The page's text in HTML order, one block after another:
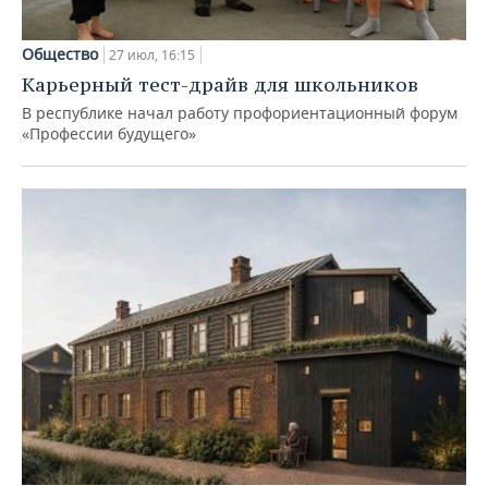
Общество 27 июл, 16:15
Карьерный тест-драйв для школьников
В республике начал работу профориентационный форум
«Профессии будущего»